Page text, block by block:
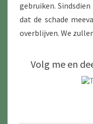
gebruiken.
dat de schade
overblijven. We
Volg me en